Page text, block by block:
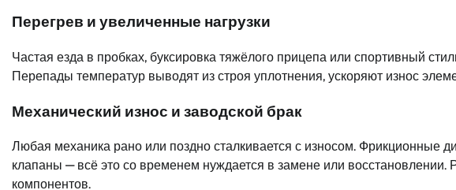
Перегрев и увеличенные нагрузки
Частая езда в пробках, буксировка тяжёлого прицепа или спортивный
Перепады температур выводят из строя уплотнения, ускоряют износ
Механический износ и заводской брак
Любая механика рано или поздно сталкивается с износом. Фрикционные
клапаны — всё это со временем нуждается в замене или восстановлении.
компонентов.